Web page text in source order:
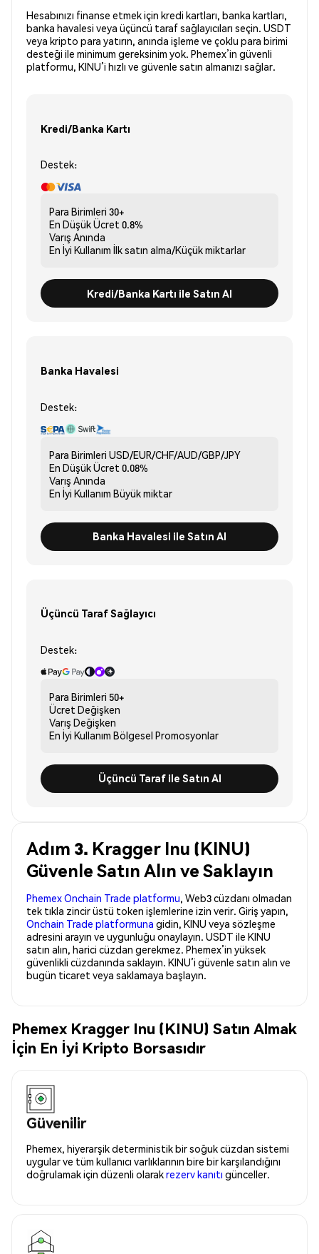
Hesabınızı finanse etmek için kredi kartları, banka kartları,
banka havalesi veya üçüncü taraf sağlayıcıları seçin. USDT
veya kripto para yatırın, anında işleme ve çoklu para birimi
desteği ile minimum gereksinim yok. Phemex’in güvenli
platformu, KINU’i hızlı ve güvenle satın almanızı sağlar.
Kredi/Banka Kartı
Destek:
Para Birimleri 30+
En Düşük Ücret 0.8%
Varış Anında
En İyi Kullanım İlk satın alma/Küçük miktarlar
Kredi/Banka Kartı ile Satın Al
Banka Havalesi
Destek:
Para Birimleri USD/EUR/CHF/AUD/GBP/JPY
En Düşük Ücret 0.08%
Varış Anında
En İyi Kullanım Büyük miktar
Banka Havalesi ile Satın Al
Üçüncü Taraf Sağlayıcı
Destek:
Para Birimleri 50+
Ücret Değişken
Varış Değişken
En İyi Kullanım Bölgesel Promosyonlar
Üçüncü Taraf ile Satın Al
Adım 3. Kragger Inu (KINU)
Güvenle Satın Alın ve Saklayın
Phemex Onchain Trade platformu, Web3 cüzdanı olmadan
tek tıkla zincir üstü token işlemlerine izin verir. Giriş yapın,
Onchain Trade platformuna gidin, KINU veya sözleşme
adresini arayın ve uygunluğu onaylayın. USDT ile KINU
satın alın, harici cüzdan gerekmez. Phemex’in yüksek
güvenlikli cüzdanında saklayın. KINU’i güvenle satın alın ve
bugün ticaret veya saklamaya başlayın.
Phemex Kragger Inu (KINU) Satın Almak
İçin En İyi Kripto Borsasıdır
Güvenilir
Phemex, hiyerarşik deterministik bir soğuk cüzdan sistemi
uygular ve tüm kullanıcı varlıklarının bire bir karşılandığını
doğrulamak için düzenli olarakrezerv kanıtı günceller.